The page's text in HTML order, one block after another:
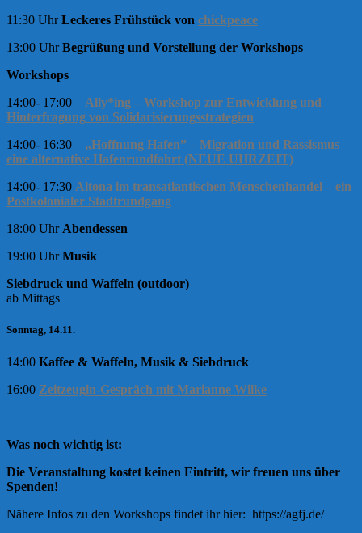
11:30 UhrLeckeres Frühstück von chickpeace
13:00 UhrBegrüßung und Vorstellung der Workshops
Workshops
14:00- 17:00 – Ally*ing – Workshop zur Entwicklung und
Hinterfragung von Solidarisierungsstrategien
14:00- 16:30 – „Hoffnung Hafen” – Migration und Rassismus
eine alternative Hafenrundfahrt (NEUE UHRZEIT)
14:00- 17:30 Altona im transatlantischen Menschenhandel – ein
Postkolonialer Stadtrundgang
18:00 Uhr Abendessen
19:00 UhrMusik
Siebdruck und Waffeln (outdoor)
ab Mittags
Sonntag, 14.11.
14:00 Kaffee & Waffeln, Musik & Siebdruck
16:00 Zeitzeugin-Gespräch mit Marianne Wilke
Was noch wichtig ist:
Die Veranstaltung kostet keinen Eintritt, wir freuen uns über
Spenden!
Nähere Infos zu den Workshops findet ihr hier: https://agfj.de/